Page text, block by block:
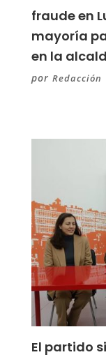
fraude en
mayoría
en la
por Redacción
El partido